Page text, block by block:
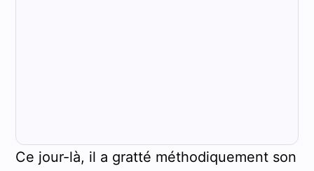
Ce jour-là, il a gratté méthodiquement son